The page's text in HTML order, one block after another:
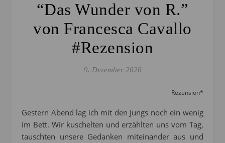
“Das Wunder von R.”
von Francesca Cavallo
#Rezension
9. Dezember 2020
Rezension*
Gestern Abend lag ich mit den Jungs noch ein wenig
im Bett. Wir kuschelten und erzählten uns vom Tag,
tauschten unsere Gedanken miteinander aus und